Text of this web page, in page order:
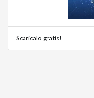
Scaricalo gratis!